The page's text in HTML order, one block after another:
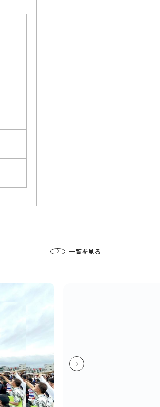
一覧を見る